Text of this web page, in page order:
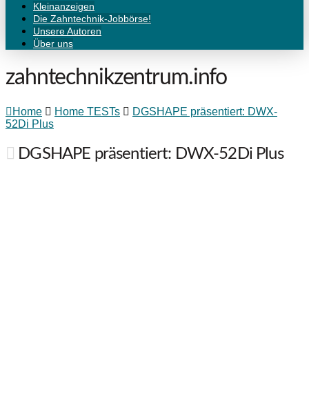
Kleinanzeigen
Die Zahntechnik-Jobbörse!
Unsere Autoren
Über uns
zahntechnikzentrum.info
Home Home TESTs
DGSHAPE präsentiert: DWX-
52Di Plus
DGSHAPE präsentiert: DWX-52Di Plus